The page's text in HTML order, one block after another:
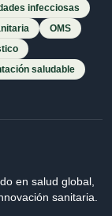
infecciosas
OMS
saludable
en salud global,
sanitaria.